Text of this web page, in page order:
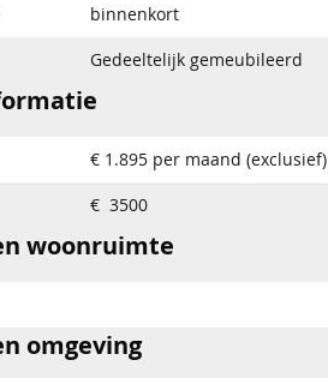
binnenkort
Gedeeltelijk gemeubileerd
€ 1.895 per maand (exclusief)
€ 3500
woonruimte
omgeving